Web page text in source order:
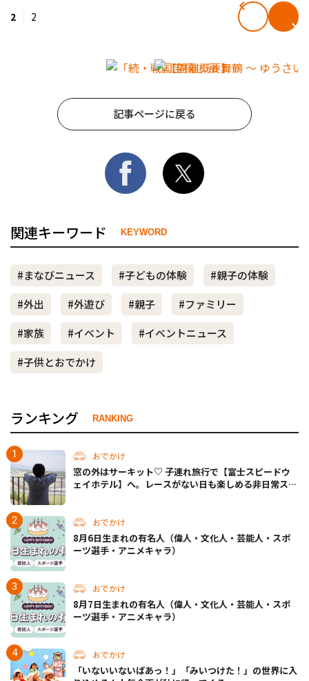
2 2
記事ページに戻る
関連キーワード KEYWORD
#まなびニュース #子どもの体験
#親子の体験
#外出
#外遊び #親子
#ファミリー
#家族
#イベント
#イベントニュース
#子供とおでかけ
ランキング RANKING
おでかけ
窓の外はサーキット♡ 子連れ旅行で【富士スピードウ
ェイホテル】へ。レースがない日も楽しめる非日常ステ
おでかけ
8月6日生まれの有名人（偉人・文化人・芸能人・スポ
ーツ選手・アニメキャラ）
おでかけ
8月7日生まれの有名人（偉人・文化人・芸能人・スポ
ーツ選手・アニメキャラ）
おでかけ
「いないいないばあっ！」「みいつけた！」の世界に入